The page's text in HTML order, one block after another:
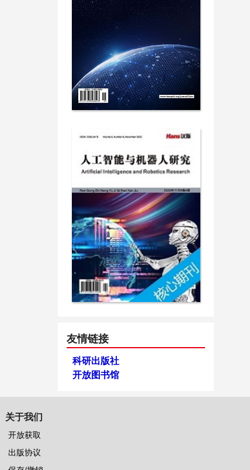
友情链接
科研出版社
开放图书馆
关于我们
开放获取
出版协议